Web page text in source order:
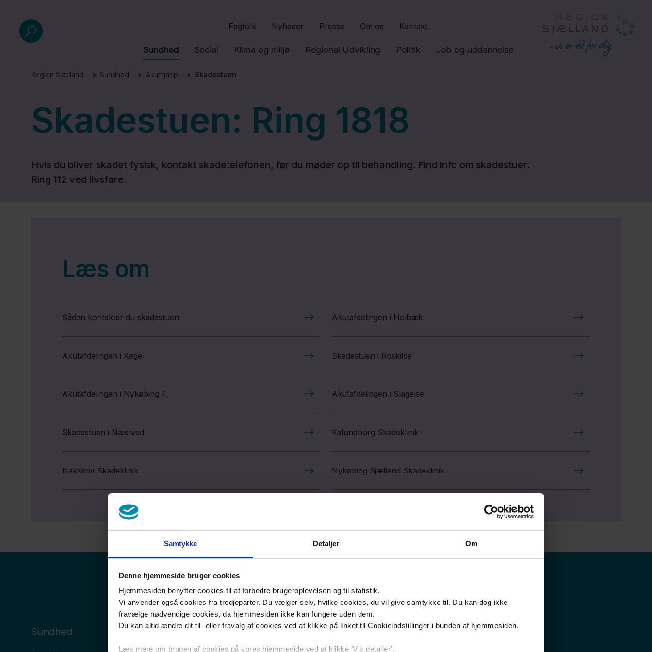
Samtykke Detaljer Om
Denne hjemmeside bruger cookies
Hjemmesiden benytter cookies til at forbedre brugeroplevelsen og til statistik.
Vi anvender også cookies fra tredjeparter. Du vælger selv, hvilke cookies, du vil give samtykke til. Du kan dog ikke
fravælge nødvendige cookies, da hjemmesiden ikke kan fungere uden dem.
Du kan altid ændre dit til- eller fravalg af cookies ved at klikke på linket til Cookieindstillinger i bunden af hjemmesiden.
Læs mere om brugen af cookies på vores hjemmeside ved at klikke ’Vis detaljer’.
Fagfolk Nyheder Presse Om os Kontakt
Sundhed Social Klima og miljø Regional Udvikling Politik Job og uddannelse
Region Sjælland Sundhed Akuthjælp Skadestuen
Skadestuen: Ring 1818
Hvis du bliver skadet fysisk, kontakt skadetelefonen, før du møder op til behandling. Find info om skadestuer.
Ring 112 ved livsfare.
Læs om
Sådan kontakter du skadestuen Akutafdelingen i Holbæk
Akutafdelingen i Køge Skadestuen i Roskilde
Akutafdelingen i Nykøbing F. Akutafdelingen i Slagelse
Skadestuen i Næstved ​​Kalundborg Skadeklinik
Nakskov Skadeklinik Nykøbing Sjælland Skadeklinik
Sundhed Social Klima og miljø